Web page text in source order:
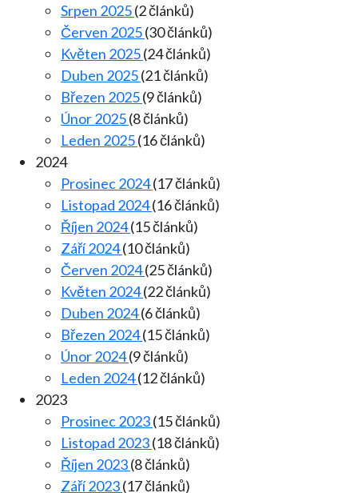
Srpen 2025(2 článků)
Červen 2025(30 článků)
Květen 2025(24 článků)
Duben 2025(21 článků)
Březen 2025(9 článků)
Únor 2025(8 článků)
Leden 2025(16 článků)
2024
Prosinec 2024(17 článků)
Listopad 2024(16 článků)
Říjen 2024(15 článků)
Září 2024(10 článků)
Červen 2024(25 článků)
Květen 2024(22 článků)
Duben 2024(6 článků)
Březen 2024(15 článků)
Únor 2024(9 článků)
Leden 2024(12 článků)
2023
Prosinec 2023(15 článků)
Listopad 2023(18 článků)
Říjen 2023(8 článků)
Září 2023(17 článků)